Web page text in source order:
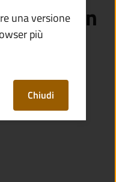
Tari in
una versione
più
Chiudi